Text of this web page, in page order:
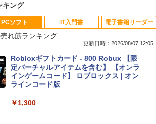
キング
Apple 2026 MacBook Neo A18 Proチッ
プ搭載13インチノートブック：AIとAppl
e Intelligence、Liquid Retinaディスプ
レイ、8GBメモリ、512GB SSD、1080p
ィゴ + 3年延長 AppleCare+ for 13インチ
PCソフト
れ筋ランキング
更新日時：2026/08/07 12:05
Robloxギフトカード - 800 Robux 【限
定バーチャルアイテムを含む】 【オンラ
インゲームコード】 ロブロックス | オン
ラインコード版
￥1,300
IT入門書 電子書籍リーダー